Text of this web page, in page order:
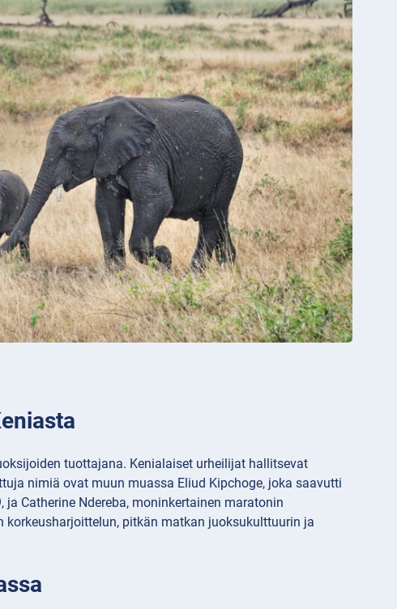
tuottajana. Kenialaiset urheilijat hallitsevat
nimiä ovat muun muassa Eliud Kipchoge, joka saavutti
Catherine Ndereba, moninkertainen maratonin
pitkän matkan juoksukulttuurin ja